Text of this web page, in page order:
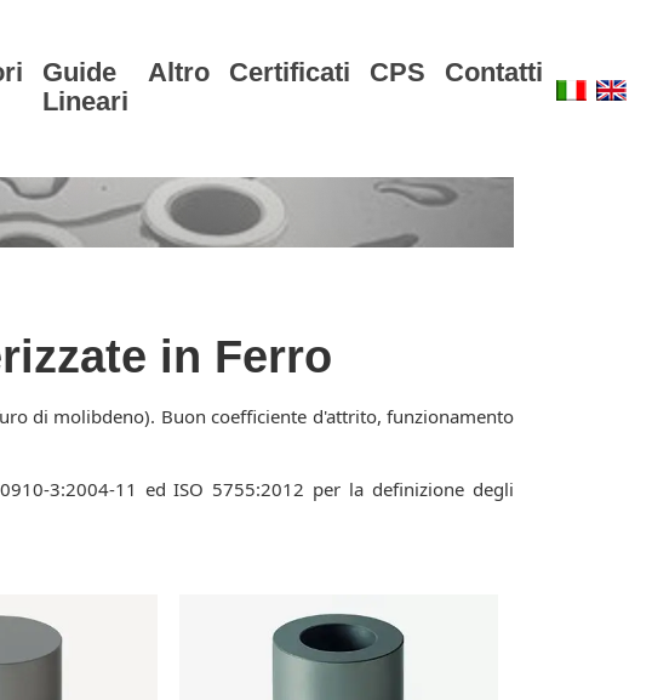
Guide
Lineari
Altro Certificati CPS Contatti
in Ferro
di molibdeno). Buon coefficiente d'attrito, funzionamento
3:2004-11 ed ISO 5755:2012 per la definizione degli